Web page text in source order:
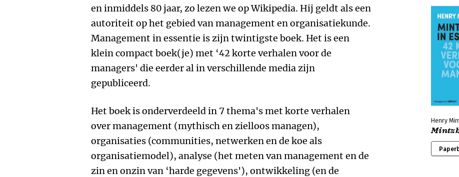
en inmiddels 80 jaar, zo lezen we op Wikipedia. Hij geldt als een
autoriteit op het gebied van management en organisatiekunde.
Management in essentie is zijn twintigste boek. Het is een
klein compact boek(je) met ‘42 korte verhalen voor de
managers' die eerder al in verschillende media zijn
gepubliceerd.
Het boek is onderverdeeld in 7 thema's met korte verhalen
over management (mythisch en zielloos managen),
organisaties (communities, netwerken en de koe als
organisatiemodel), analyse (het meten van management en de
zin en onzin van ‘harde gegevens'), ontwikkeling (en de
Henry